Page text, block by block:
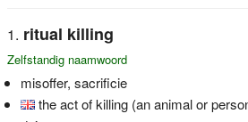
ritual killing
Zelfstandig naamwoord
misoffer, sacrificie
the act of killing (an animal or